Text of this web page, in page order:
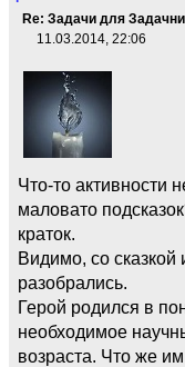
Re: Задачи для
11.03.2014, 22:06
Что-то активности
маловато
краток.
Видимо, со
разобрались.
Герой родился в
необходимое
возраста. Что же